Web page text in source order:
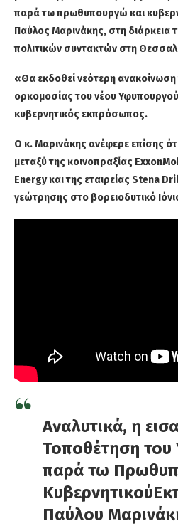
παρά τω πρωθυπουργώ και
Παύλος Μαρινάκης, στη διάρκεια
πολιτικών συντακτών στη
«Θα εκδοθεί νεότερη ανακοίνωση
ορκομοσίας του νέου
κυβερνητικός εκπρόσωπος.
Ο κ. Μαρινάκης ανέφερε επίσης
μεταξύ της κοινοπραξίας
Energy και της εταιρείας Stena
γεώτρησης στο βορειοδυτικό
Αναλυτικά, η
Τοποθέτηση του
παρά τω
Κυβερνητικού
Παύλου